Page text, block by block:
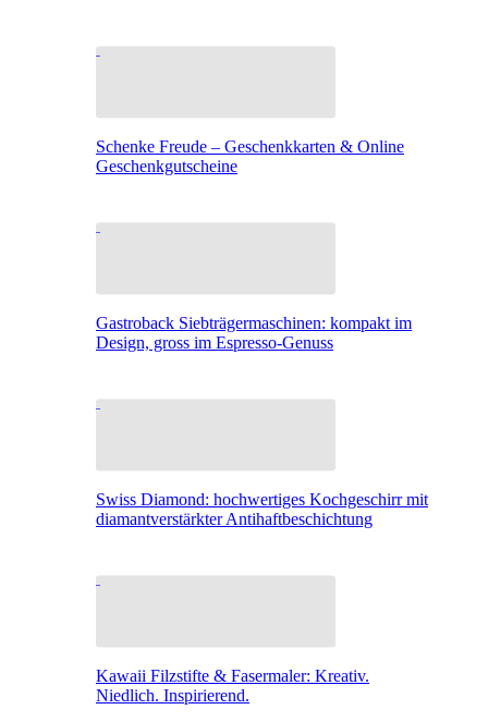
Schenke Freude – Geschenkkarten & Online
Geschenkgutscheine
Gastroback Siebträgermaschinen: kompakt im
Design, gross im Espresso-Genuss
Swiss Diamond: hochwertiges Kochgeschirr mit
diamantverstärkter Antihaftbeschichtung
Kawaii Filzstifte & Fasermaler: Kreativ.
Niedlich. Inspirierend.